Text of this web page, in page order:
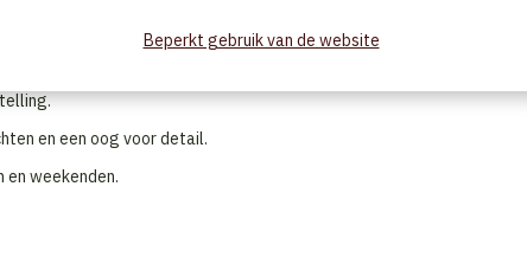
je voldoende professionele ervaring opgedaan in de keuken.
en een oog voor detail.
en weekenden.
Beperkt gebruik van de website